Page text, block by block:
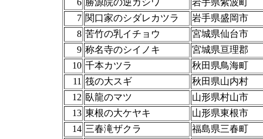
6 勝源院の逆カシワ
岩手県紫波町
7 関口家のシダレカツラ
岩手県盛岡市
8 苦竹の乳イチョウ
宮城県仙台市
9 称名寺のシイノキ
宮城県亘理郡
10 千本カツラ
秋田県鳥海町
11 筏の大スギ
秋田県山内村
12 臥龍のマツ
山形県村山市
13 東根の大ケヤキ
山形県東根市
14 三春滝ザクラ
福島県三春町